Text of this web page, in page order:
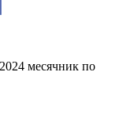
месячник по